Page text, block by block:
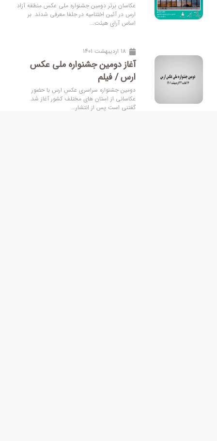
عکاسان برتر دومین جشنواره ملی عکس منطقه آزاد
ارس در آئین اختتامیه در جلفا معرفی شدند. بر
اساس آرای هیئت...
18 اردیبهشت 1401
آغاز دومین جشنواره ملی عکس
ارس / فیلم
دومین جشنواره سراسری عکس ارس با حضور
عکاسانی از استان های مختلف کشور آغاز شد.
گفتنی است پس از انتشار...